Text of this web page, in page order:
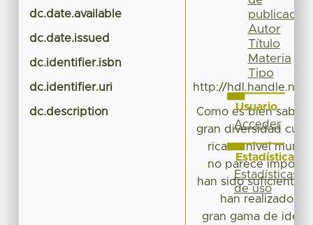
dc.date.available
dc.date.issued
dc.identifier.isbn
dc.identifier.uri http://hdl.handle.net/
dc.description
Como es bien
gran diversidad
ricas a nivel
no parece
han sido suficientes
han realizado
gran gama de
publicación
Autor
Título
Materia
Tipo
Usuario
Acceder
Estadísticas
Estadísticas
de uso